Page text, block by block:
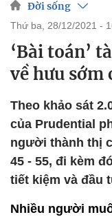
Đời sống
thứ ba, 28/12/2021 -
‘Bài toán’
về hưu sớm
Theo khảo sát
của Prudential
người thành thị
45 - 55, đi kèm
tiết kiệm và đầu
Nhiều người